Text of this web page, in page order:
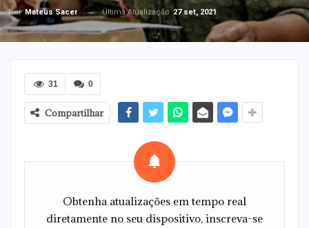
PorMateus Sacer Última Atualização 27 set, 2021
0
31
Compartilhar
Obtenha atualizações em tempo real
diretamente no seu dispositivo, inscreva-se